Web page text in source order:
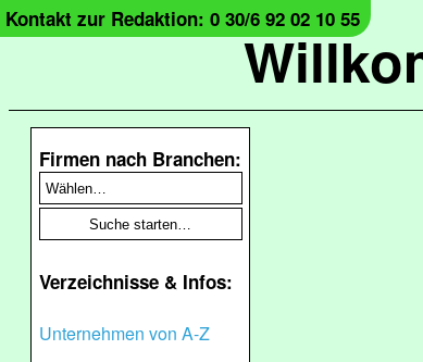
Kontakt zur Redaktion: 0 30/6 92 02 10 55
Firmen nach Branchen:
Verzeichnisse & Infos:
Unternehmen von A-Z